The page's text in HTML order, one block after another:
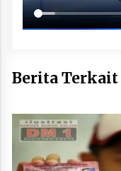
Berita Terkait